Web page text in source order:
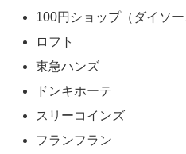
100円ショップ（ダイソ
ロフト
東急ハンズ
ドンキホーテ
スリーコインズ
フランフラン